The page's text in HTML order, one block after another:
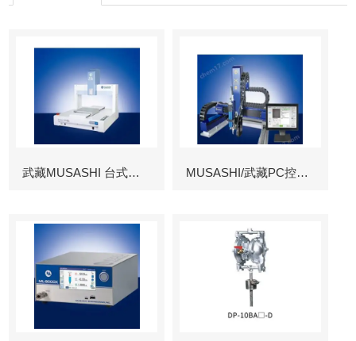
武藏MUSASHI 台式涂布机械臂 MUSASHI/武藏PC控制图像识别机械臂